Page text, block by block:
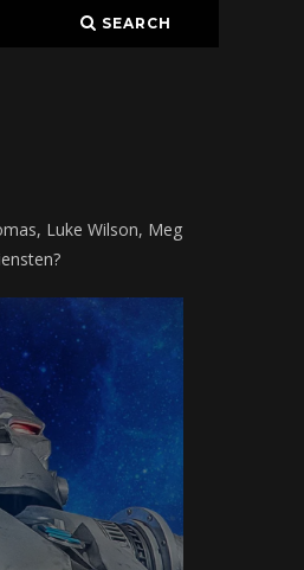
SEARCH
Luke Wilson, Meg